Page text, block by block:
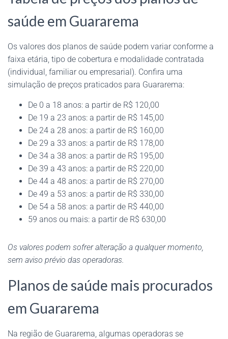
saúde em Guararema
Os valores dos planos de saúde podem variar conforme a
faixa etária, tipo de cobertura e modalidade contratada
(individual, familiar ou empresarial). Confira uma
simulação de preços praticados para Guararema:
De 0 a 18 anos: a partir de R$ 120,00
De 19 a 23 anos: a partir de R$ 145,00
De 24 a 28 anos: a partir de R$ 160,00
De 29 a 33 anos: a partir de R$ 178,00
De 34 a 38 anos: a partir de R$ 195,00
De 39 a 43 anos: a partir de R$ 220,00
De 44 a 48 anos: a partir de R$ 270,00
De 49 a 53 anos: a partir de R$ 330,00
De 54 a 58 anos: a partir de R$ 440,00
59 anos ou mais: a partir de R$ 630,00
Os valores podem sofrer alteração a qualquer momento,
sem aviso prévio das operadoras.
Planos de saúde mais procurados
em Guararema
Na região de Guararema, algumas operadoras se